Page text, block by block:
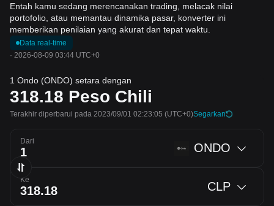
Entah kamu sedang merencanakan trading, melacak nilai
portofolio, atau memantau dinamika pasar, konverter ini
memberikan penilaian yang akurat dan tepat waktu.
Data real-time
· 2026-08-09 03:44 UTC+0
1 Ondo (ONDO) setara dengan
318.18 Peso Chili
Terakhir diperbarui pada 2023/09/01 02:23:05 (UTC+0)Segarkan
Dari ONDO
Ke CLP